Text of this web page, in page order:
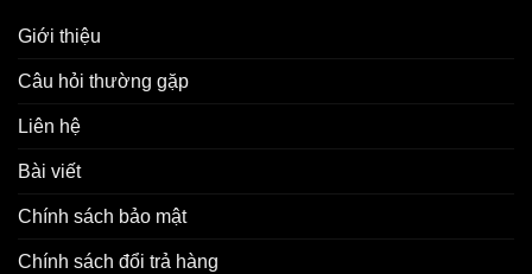
Giới thiệu
Câu hỏi thường gặp
Liên hệ
Bài viết
Chính sách bảo mật
Chính sách đổi trả hàng